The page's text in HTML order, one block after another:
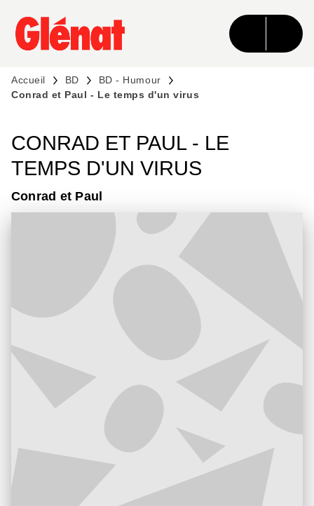
MENU RECHERCHE CONTENU
PIED DE PAGE
Accueil BD
BD - Humour
Conrad et Paul - Le temps d'un virus
CONRAD ET PAUL - LE
TEMPS D'UN VIRUS
Conrad et Paul